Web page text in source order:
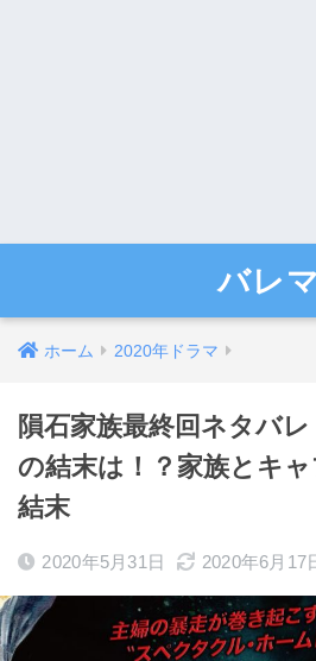
バレマ
ホーム 2020年ドラマ
隕石家族最終回ネタバ
の結末は！？家族とキ
結末
2020年5月31日 2020年6月17